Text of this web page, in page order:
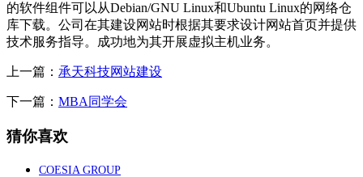
的软件组件可以从Debian/GNU Linux和Ubuntu Linux的网络仓
库下载。公司在其建设网站时根据其要求设计网站首页并提供
技术服务指导。成功地为其开展虚拟主机业务。
上一篇： 承天科技网站建设
下一篇： MBA同学会
猜你喜欢
COESIA GROUP